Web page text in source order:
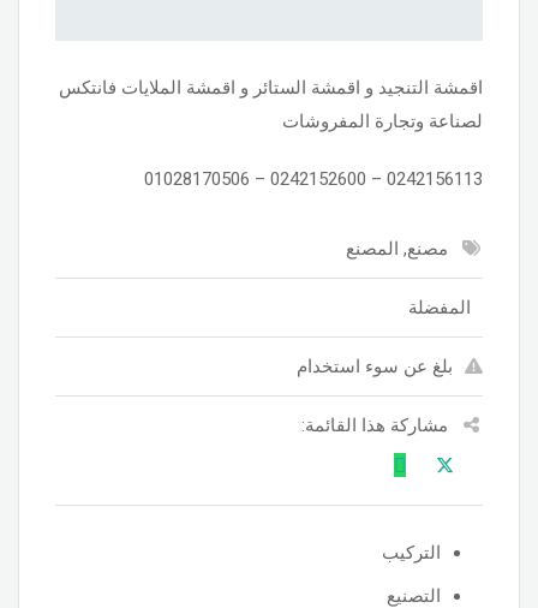
اقمشة التنجيد و اقمشة الستائر و اقمشة الملايات فانتكس
لصناعة وتجارة المفروشات
0242156113 – 0242152600 – 01028170506
مصنع, المصنع
المفضلة
بلغ عن سوء استخدام
مشاركة هذا القائمة:
التركيب
التصنيع